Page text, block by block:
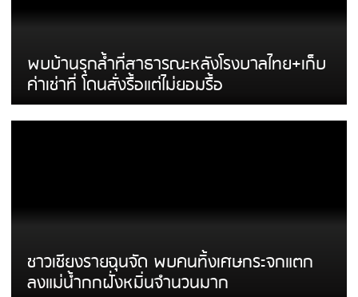
พบบ้านรุกล้ำที่สาธารณะหลังโรงบาลไทย+เก็บ
ค่าเช่าที่ โดนสั่งรื้อแต่ไม่ยอมรื้อ
ชาวเชียงรายฉุนจัด พบคนทิ้งเศษกระจกแตก
ลงแม่น้ำกกฝั่งหมิ่นจำนวนมาก